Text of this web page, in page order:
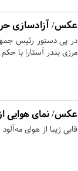
عکس/ آزادسازی
مرزی بندر آستارا با
عکس/ نمای هوایی
قابی زیبا از هوای